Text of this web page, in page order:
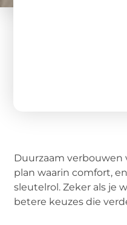
Duurzaam verbouwen
plan waarin comfort,
sleutelrol. Zeker als je
betere keuzes die